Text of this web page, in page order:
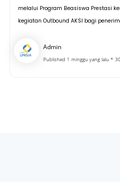
melalui Program Beasiswa Prestasi
kegiatan Outbound AKSI bagi
Admin
Published 1 minggu yang lalu *